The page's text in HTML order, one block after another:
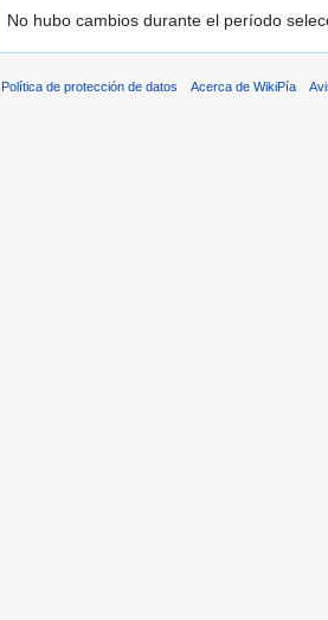
No hubo cambios durante el período
Política de protección de datos Acerca de WikiPía